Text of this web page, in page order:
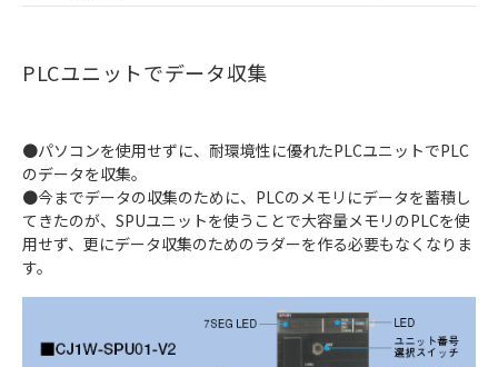
PLCユニットでデータ収集
●パソコンを使用せずに、耐環境性に優れたPLCユニットでPLC
のデータを収集。
●今までデータの収集のために、PLCのメモリにデータを蓄積し
てきたのが、SPUユニットを使うことで大容量メモリのPLCを使
用せず、更にデータ収集のためのラダーを作る必要もなくなりま
す。